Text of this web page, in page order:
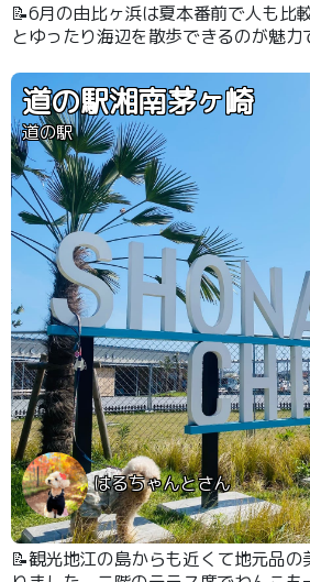
📝6月の由比ヶ浜は夏本番前で人も比
とゆったり海辺を散歩できるのが魅力
道の駅湘南茅ヶ崎
道の駅
はるちゃんとさん
📝観光地江の島からも近くて地元品